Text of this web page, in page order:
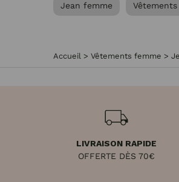
Jean femme
Accueil > Vêtements femme >
LIVRAISON RAPIDE
OFFERTE DÈS 70€